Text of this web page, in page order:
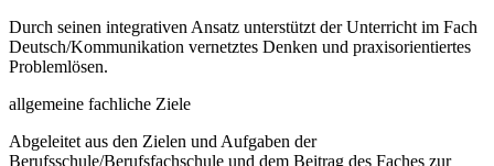
Durch seinen integrativen Ansatz unterstützt der Unterricht im Fach
Deutsch/Kommunikation vernetztes Denken und praxisorientiertes
Problemlösen.
allgemeine fachliche Ziele
Abgeleitet aus den Zielen und Aufgaben der
Berufsschule/Berufsfachschule und dem Beitrag des Faches zur